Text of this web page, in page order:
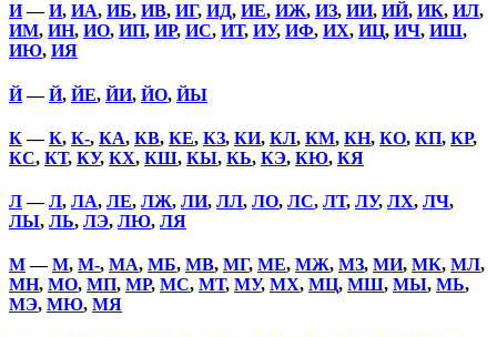
И—И, ИА, ИБ, ИВ, ИГ, ИД, ИЕ, ИЖ, ИЗ, ИИ, ИЙ, ИК, ИЛ,
ИМ, ИН, ИО, ИП, ИР, ИС, ИТ, ИУ, ИФ, ИХ, ИЦ, ИЧ, ИШ,
ИЮ, ИЯ
Й—Й, ЙЕ, ЙИ, ЙО, ЙЫ
К—К, К-, КА, КВ, КЕ, КЗ, КИ, КЛ, КМ, КН, КО, КП, КР,
КС, КТ, КУ, КХ, КШ, КЫ, КЬ, КЭ, КЮ, КЯ
Л—Л, ЛА, ЛЕ, ЛЖ, ЛИ, ЛЛ, ЛО, ЛС, ЛТ, ЛУ, ЛХ, ЛЧ,
ЛЫ, ЛЬ, ЛЭ, ЛЮ, ЛЯ
М—М, М-, МА, МБ, МВ, МГ, МЕ, МЖ, МЗ, МИ, МК, МЛ,
МН, МО, МП, МР, МС, МТ, МУ, МХ, МЦ, МШ, МЫ, МЬ,
МЭ, МЮ, МЯ